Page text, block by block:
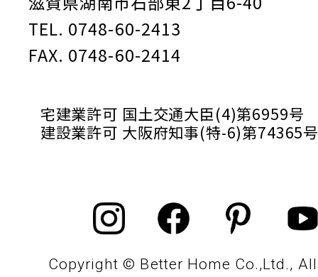
TEL. 0748-60-2413
FAX. 0748-60-2414
宅建業許可 国土交通大臣(4)第6959号
建設業許可 大阪府知事(特-6)第74365
Copyright © Better Home Co.,Ltd.,